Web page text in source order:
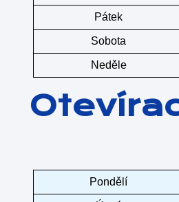
Pátek
Sobota
Neděle
Pondělí